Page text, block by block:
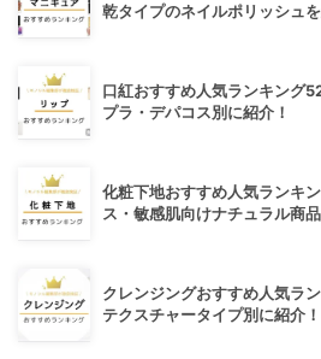
乾タイプのネイルポリッシュを
口紅おすすめ人気ランキング
プラ・デパコス別に紹介！
化粧下地おすすめ人気ランキ
ス・敏感肌向けナチュラル商品
クレンジングおすすめ人気ラ
テクスチャータイプ別に紹介！